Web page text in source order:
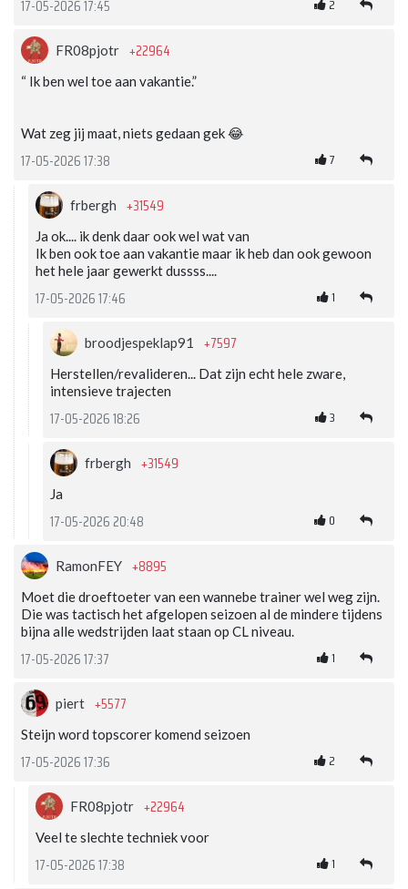
17-05-2026 17:45 2
FR08pjotr +22964
“ Ik ben wel toe aan vakantie.”
Wat zeg jij maat, niets gedaan gek 😂
17-05-2026 17:38 7
frbergh +31549
Ja ok.... ik denk daar ook wel wat van
Ik ben ook toe aan vakantie maar ik heb dan ook gewoon
het hele jaar gewerkt dussss....
17-05-2026 17:46 1
broodjespeklap91 +7597
Herstellen/revalideren... Dat zijn echt hele zware,
intensieve trajecten
17-05-2026 18:26 3
frbergh +31549
Ja
17-05-2026 20:48 0
RamonFEY +8895
Moet die droeftoeter van een wannebe trainer wel weg zijn.
Die was tactisch het afgelopen seizoen al de mindere tijdens
bijna alle wedstrijden laat staan op CL niveau.
17-05-2026 17:37 1
piert +5577
Steijn word topscorer komend seizoen
17-05-2026 17:36 2
FR08pjotr +22964
Veel te slechte techniek voor
17-05-2026 17:38 1